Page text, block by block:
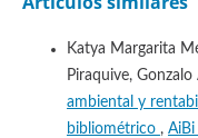
Katya Margarita
Piraquive,
ambiental y
bibliométrico , AiBi